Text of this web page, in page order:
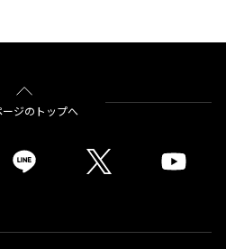
400V3
る際は登録が必要です。新たに登録すると
いる内容はすべて消去されます。
開きます。
ージのトップへ